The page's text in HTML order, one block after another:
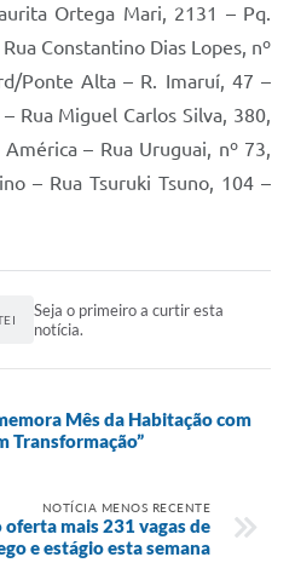
Ortega Mari, 2131 – Pq.
Constantino Dias Lopes, nº
Ponte Alta – R. Imaruí, 47 –
Rua Miguel Carlos Silva, 380,
– Rua Uruguai, nº 73,
– Rua Tsuruki Tsuno, 104 –
Seja o primeiro a curtir esta
notícia.
Mês da Habitação com
Transformação”
NOTÍCIA MENOS RECENTE
oferta mais 231 vagas de
e estágio esta semana